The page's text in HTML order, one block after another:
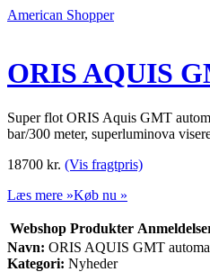
American Shopper
ORIS AQUIS
Super flot ORIS Aquis GMT
bar/300 meter, superluminova
18700 kr. (Vis fragtpris)
Læs mere »Køb nu »
Webshop Produkter
Navn: ORIS AQUIS GMT
Kategori: Nyheder